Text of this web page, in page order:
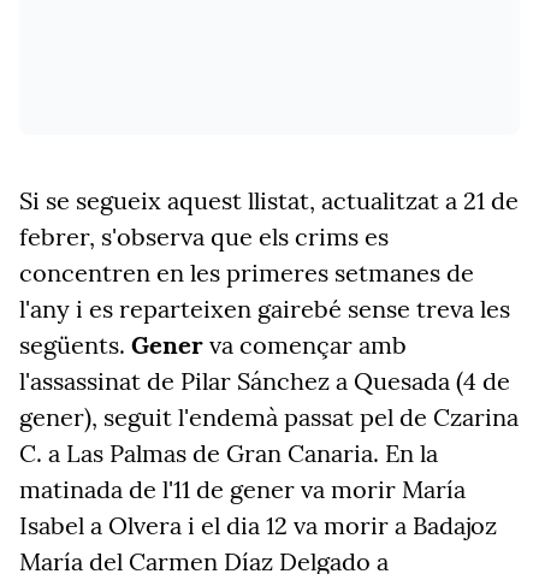
Si se segueix aquest llistat, actualitzat a 21 de
febrer, s'observa que els crims es
concentren en les primeres setmanes de
l'any i es reparteixen gairebé sense treva les
següents. Gener va començar amb
l'assassinat de Pilar Sánchez a Quesada (4 de
gener), seguit l'endemà passat pel de Czarina
C. a Las Palmas de Gran Canaria. En la
matinada de l'11 de gener va morir María
Isabel a Olvera i el dia 12 va morir a Badajoz
María del Carmen Díaz Delgado a